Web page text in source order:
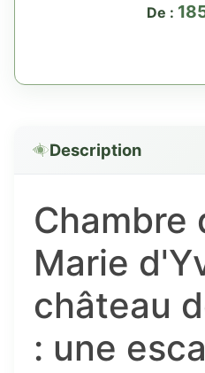
De :
Description
Chambre
Marie
château
: une